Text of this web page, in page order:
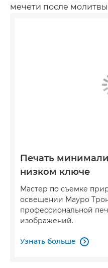
мечети после
Печать
низком ключе
Мастер по съемке
освещении Мауро
профессиональной
изображений.
Узнать больше 